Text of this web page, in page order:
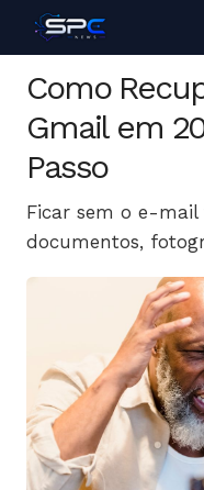
Como
Gmail em
Passo
Ficar sem o e-
documentos,